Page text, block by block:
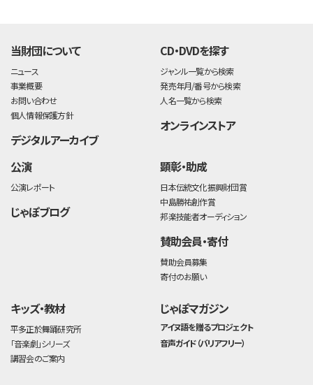
当財団について
ニュース
事業概要
お問い合わせ
個人情報保護方針
デジタルアーカイブ
CD・DVDを探す
ジャンル一覧から検索
発売年月/番号から検索
人名一覧から検索
オンラインストア
公演
公演レポート
じゃぽブログ
顕彰・助成
日本伝統文化振興財団賞
中島勝祐創作賞
邦楽技能者オーディション
賛助会員・寄付
賛助会員募集
寄付のお願い
キッズ・教材
平多正於舞踊研究所
「音楽劇」シリーズ
講習会のご案内
じゃぽマガジン
アイヌ語を贈るプロジェクト
音声ガイド（バリアフリー）